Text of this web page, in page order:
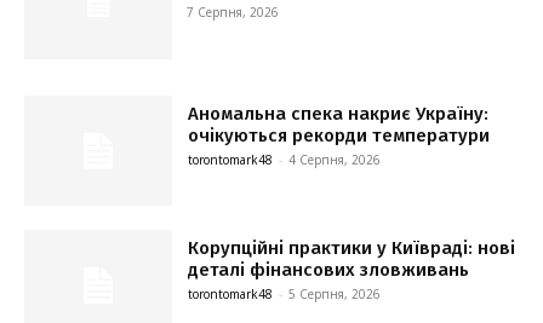
7 Серпня, 2026
Аномальна спека накриє Україну:
очікуються рекорди температури
torontomark48 - 4 Серпня, 2026
Корупційні практики у Київраді: нові
деталі фінансових зловживань
torontomark48 - 5 Серпня, 2026